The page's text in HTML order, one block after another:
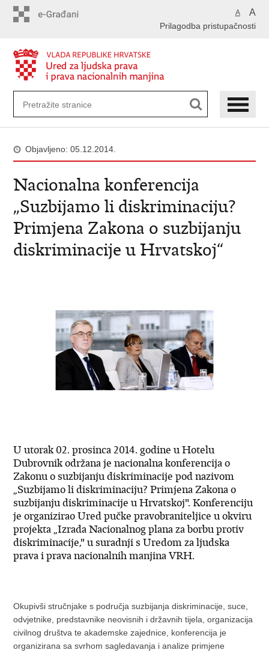
A A
Prilagodba pristupačnosti
Objavljeno: 05.12.2014.
Nacionalna konferencija
„Suzbijamo li diskriminaciju?
Primjena Zakona o suzbijanju
diskriminacije u Hrvatskoj“
U utorak 02. prosinca 2014. godine u Hotelu
Dubrovnik održana je nacionalna konferencija o
Zakonu o suzbijanju diskriminacije pod nazivom
„Suzbijamo li diskriminaciju? Primjena Zakona o
suzbijanju diskriminacije u Hrvatskoj". Konferenciju
je organizirao Ured pučke pravobraniteljice u okviru
projekta „Izrada Nacionalnog plana za borbu protiv
diskriminacije," u suradnji s Uredom za ljudska
prava i prava nacionalnih manjina VRH.
Okupivši stručnjake s područja suzbijanja diskriminacije, suce,
odvjetnike, predstavnike neovisnih i državnih tijela, organizacija
civilnog društva te akademske zajednice, konferencija je
organizirana sa svrhom sagledavanja i analize primjene